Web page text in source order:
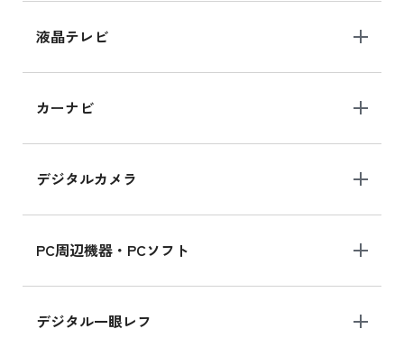
液晶テレビ
カーナビ
デジタルカメラ
PC周辺機器・PCソフト
デジタル一眼レフ
iPhone 15 128GB の新品買取価格
MK2K3J/Aの新品買取価格はこちら